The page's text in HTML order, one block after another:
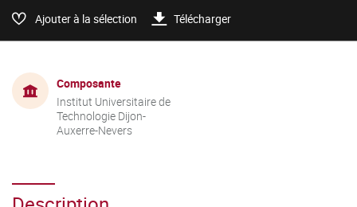
Ajouter à la sélection Télécharger
Composante
Institut Universitaire de
Technologie Dijon-
Auxerre-Nevers